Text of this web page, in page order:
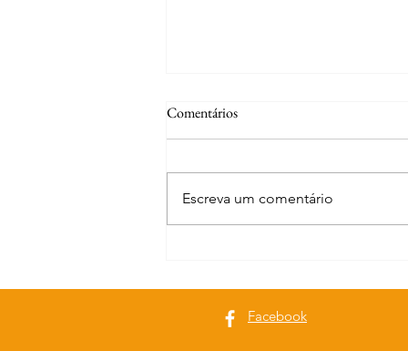
Comentários
Escreva um comentário
Facebook